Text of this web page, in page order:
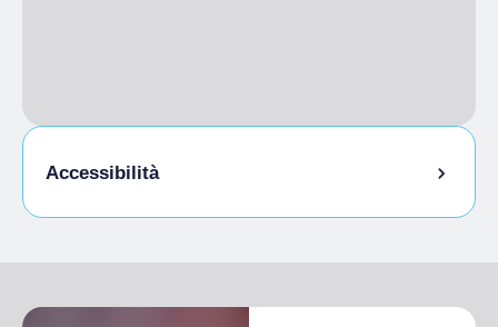
Accessibilità